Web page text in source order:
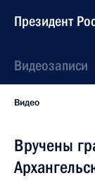
Президент
Видеозаписи
Видео
Вручены